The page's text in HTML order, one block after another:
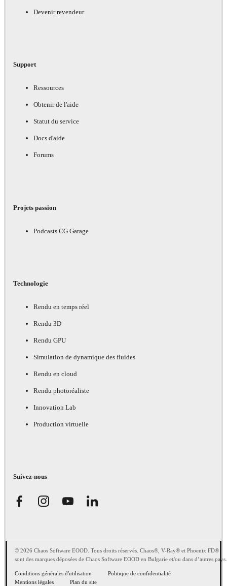
Devenir revendeur
Support
Ressources
Obtenir de l'aide
Statut du service
Docs d'aide
Forums
Projets passion
Podcasts CG Garage
Technologie
Rendu en temps réel
Rendu 3D
Rendu GPU
Simulation de dynamique des fluides
Rendu en cloud
Rendu photoréaliste
Innovation Lab
Production virtuelle
Suivez-nous
© 2026 Chaos Software EOOD. Tous droits réservés. Chaos®, V-Ray® et Phoenix FD®
sont des marques déposées de Chaos Software EOOD en Bulgarie et/ou dans d’autres pays.
Conditions générales d'utilisation
Politique de confidentialité
Mentions légales
Plan du site